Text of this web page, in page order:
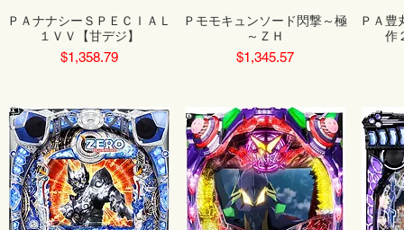
ＰＡナナシーＳＰＥＣＩＡＬ
１ＶＶ【甘デジ】
Price
$1,358.79
Ｐモモキュンソード閃撃～極
～ＺＨ
Price
$1,345.57
ＰＡ豊
作